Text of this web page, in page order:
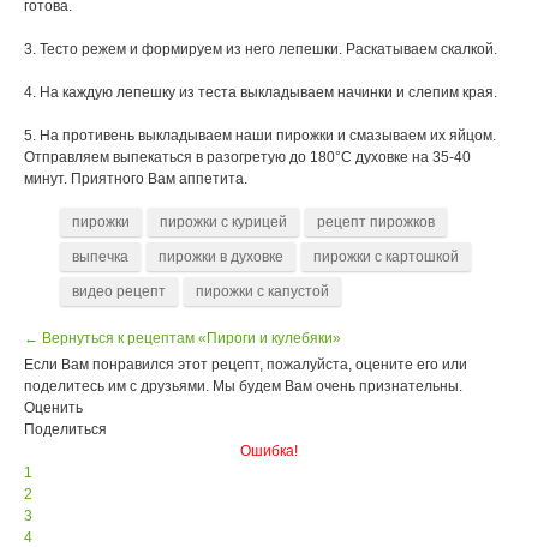
готова.
3. Тесто режем и формируем из него лепешки. Раскатываем скалкой.
4. На каждую лепешку из теста выкладываем начинки и слепим края.
5. На противень выкладываем наши пирожки и смазываем их яйцом.
Отправляем выпекаться в разогретую до 180°С духовке на 35-40
минут. Приятного Вам аппетита.
пирожки пирожки с курицей рецепт пирожков
выпечка пирожки в духовке пирожки с картошкой
видео рецепт пирожки с капустой
← Вернуться к рецептам «Пироги и кулебяки»
Если Вам понравился этот рецепт, пожалуйста, оцените его или
поделитесь им с друзьями. Мы будем Вам очень признательны.
Оценить
Поделиться
Ошибка!
1
2
3
4